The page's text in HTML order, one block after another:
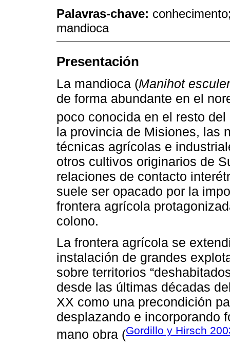
Palavras-chave:
mandioca
Presentación
La mandioca (Manihot
de forma abundante en el
poco conocida en el resto del
la provincia de Misiones, las
técnicas agrícolas e
otros cultivos originarios de
relaciones de contacto
suele ser opacado por la
frontera agrícola
colono.
La frontera agrícola se
instalación de grandes
sobre territorios
desde las últimas décadas
XX como una precondición
desplazando e incorporando
mano obra (Gordillo y Hirsch